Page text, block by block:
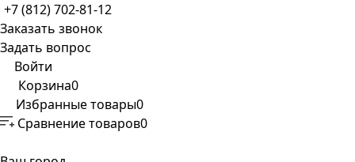
+7 (812) 702-81-12
Заказать звонок
Задать вопрос
Войти
Корзина0
Избранные товары0
Сравнение товаров0